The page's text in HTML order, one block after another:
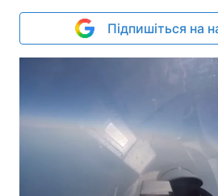
Підпишіться на